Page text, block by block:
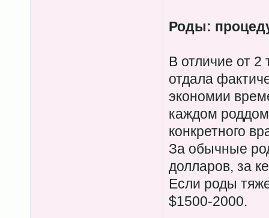
Роды:
В отличие от 2
отдала
экономии
каждом
конкретного
За обычные
долларов, за
Если роды
$1500-2000.